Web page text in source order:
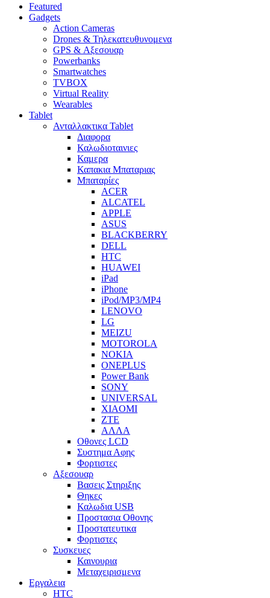
Featured
Gadgets
Action Cameras
Drones & Τηλεκατευθυνομενα
GPS & Αξεσουαρ
Powerbanks
Smartwatches
TVBOX
Virtual Reality
Wearables
Tablet
Ανταλλακτικα Tablet
Διαφορα
Καλωδιοταινιες
Καμερα
Καπακια Μπαταριας
Μπαταρίες
ACER
ALCATEL
APPLE
ASUS
BLACKBERRY
DELL
HTC
HUAWEI
iPad
iPhone
iPod/MP3/MP4
LENOVO
LG
MEIZU
MOTOROLA
NOKIA
ONEPLUS
Power Bank
SONY
UNIVERSAL
XIAOMI
ZTE
ΑΛΛΑ
Οθονες LCD
Συστημα Αφης
Φορτιστες
Αξεσουαρ
Βασεις Στηριξης
Θηκες
Καλωδια USB
Προστασια Οθονης
Προστατευτικα
Φορτιστες
Συσκευες
Καινουρια
Μεταχειρισμενα
Εργαλεια
HTC